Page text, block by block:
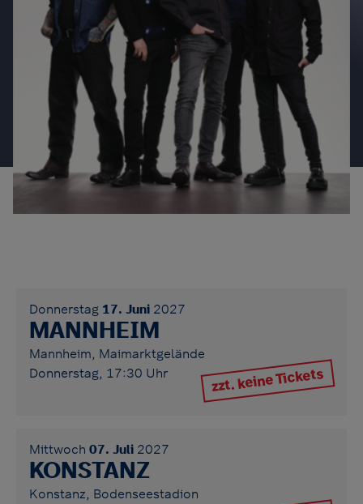
Donnerstag 17. Juni 2027
MANNHEIM
Mannheim, Maimarktgelände
Donnerstag, 17:30 Uhr
zzt. keine Tickets
Mittwoch 07. Juli 2027
KONSTANZ
Konstanz, Bodenseestadion